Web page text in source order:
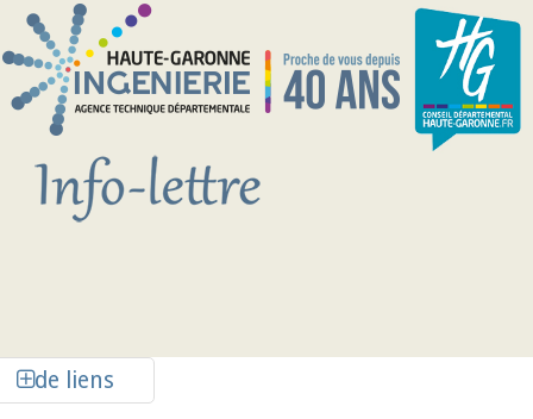
Aller au contenu principal
de liens